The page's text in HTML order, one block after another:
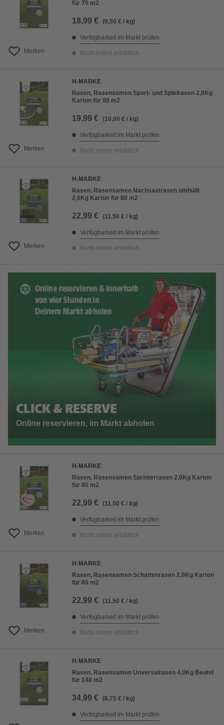
Merken
für 70 m2
18,99 € (9,50 € / kg)
Verfügbarkeit im Markt prüfen
Nicht online erhältlich
Merken
H-MARKE
Rasen, Rasensamen Sport- und Spielrasen 2,0Kg
Karton für 80 m2
19,99 € (10,00 € / kg)
Verfügbarkeit im Markt prüfen
Nicht online erhältlich
Merken
H-MARKE
Rasen, Rasensamen Nachsaatrasen umhüllt
2,0Kg Karton für 80 m2
22,99 € (11,50 € / kg)
Verfügbarkeit im Markt prüfen
Nicht online erhältlich
CLICK & RESERVE
Online reservieren, im Markt abholen
Merken
H-MARKE
Rasen, Rasensamen Sprinterrasen 2,0Kg Karton
für 80 m2
22,99 € (11,50 € / kg)
Verfügbarkeit im Markt prüfen
Nicht online erhältlich
Merken
H-MARKE
Rasen, Rasensamen Schattenrasen 2,0Kg Karton
für 80 m2
22,99 € (11,50 € / kg)
Verfügbarkeit im Markt prüfen
Nicht online erhältlich
H-MARKE
Rasen, Rasensamen Unversalrasen 4,0Kg Beutel
für 140 m2
34,99 € (8,75 € / kg)
Verfügbarkeit im Markt prüfen